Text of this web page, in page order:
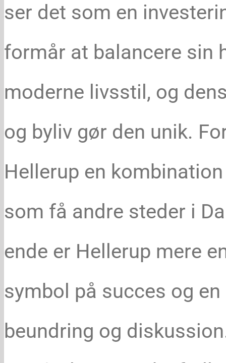
ser det som en
formår at balancere sin
moderne livsstil, og
og byliv gør den unik.
Hellerup en
som få andre steder i
ende er Hellerup mere
symbol på succes og
beundring og